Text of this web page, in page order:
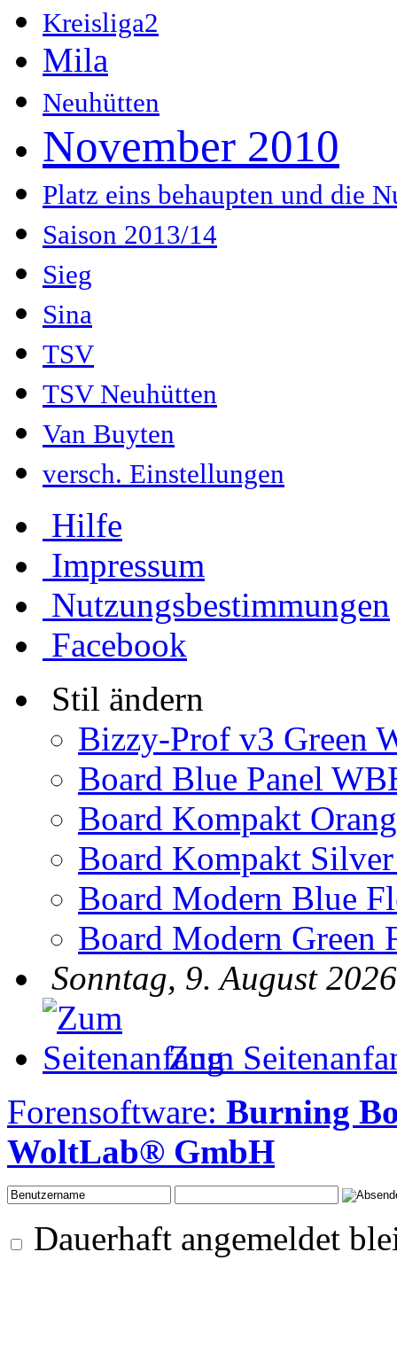
Kreisliga2
Mila
Neuhütten
November 2010
Platz eins behaupten und die
Saison 2013/14
Sieg
Sina
TSV
TSV Neuhütten
Van Buyten
versch. Einstellungen
Hilfe
Impressum
Nutzungsbestimmungen
Facebook
Stil ändern
Bizzy-Prof v3 Green
Board Blue Panel
Board Kompakt
Board Kompakt
Board Modern Blue
Board Modern Green
Sonntag, 9. August
Zum
Forensoftware: Burning
WoltLab® GmbH
Dauerhaft angemeldet